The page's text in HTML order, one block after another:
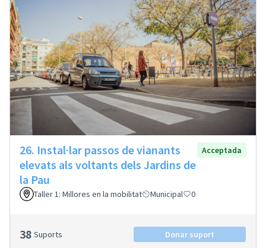
26. Instal·lar passos de vianants
elevats als voltants dels Jardins de
la Pau
Acceptada
Taller 1: Millores en la mobilitat Municipal 0
38 Suports Donar suport